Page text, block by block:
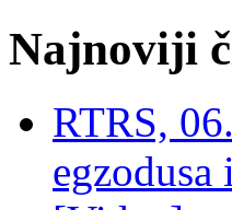
Najnoviji
RTRS,